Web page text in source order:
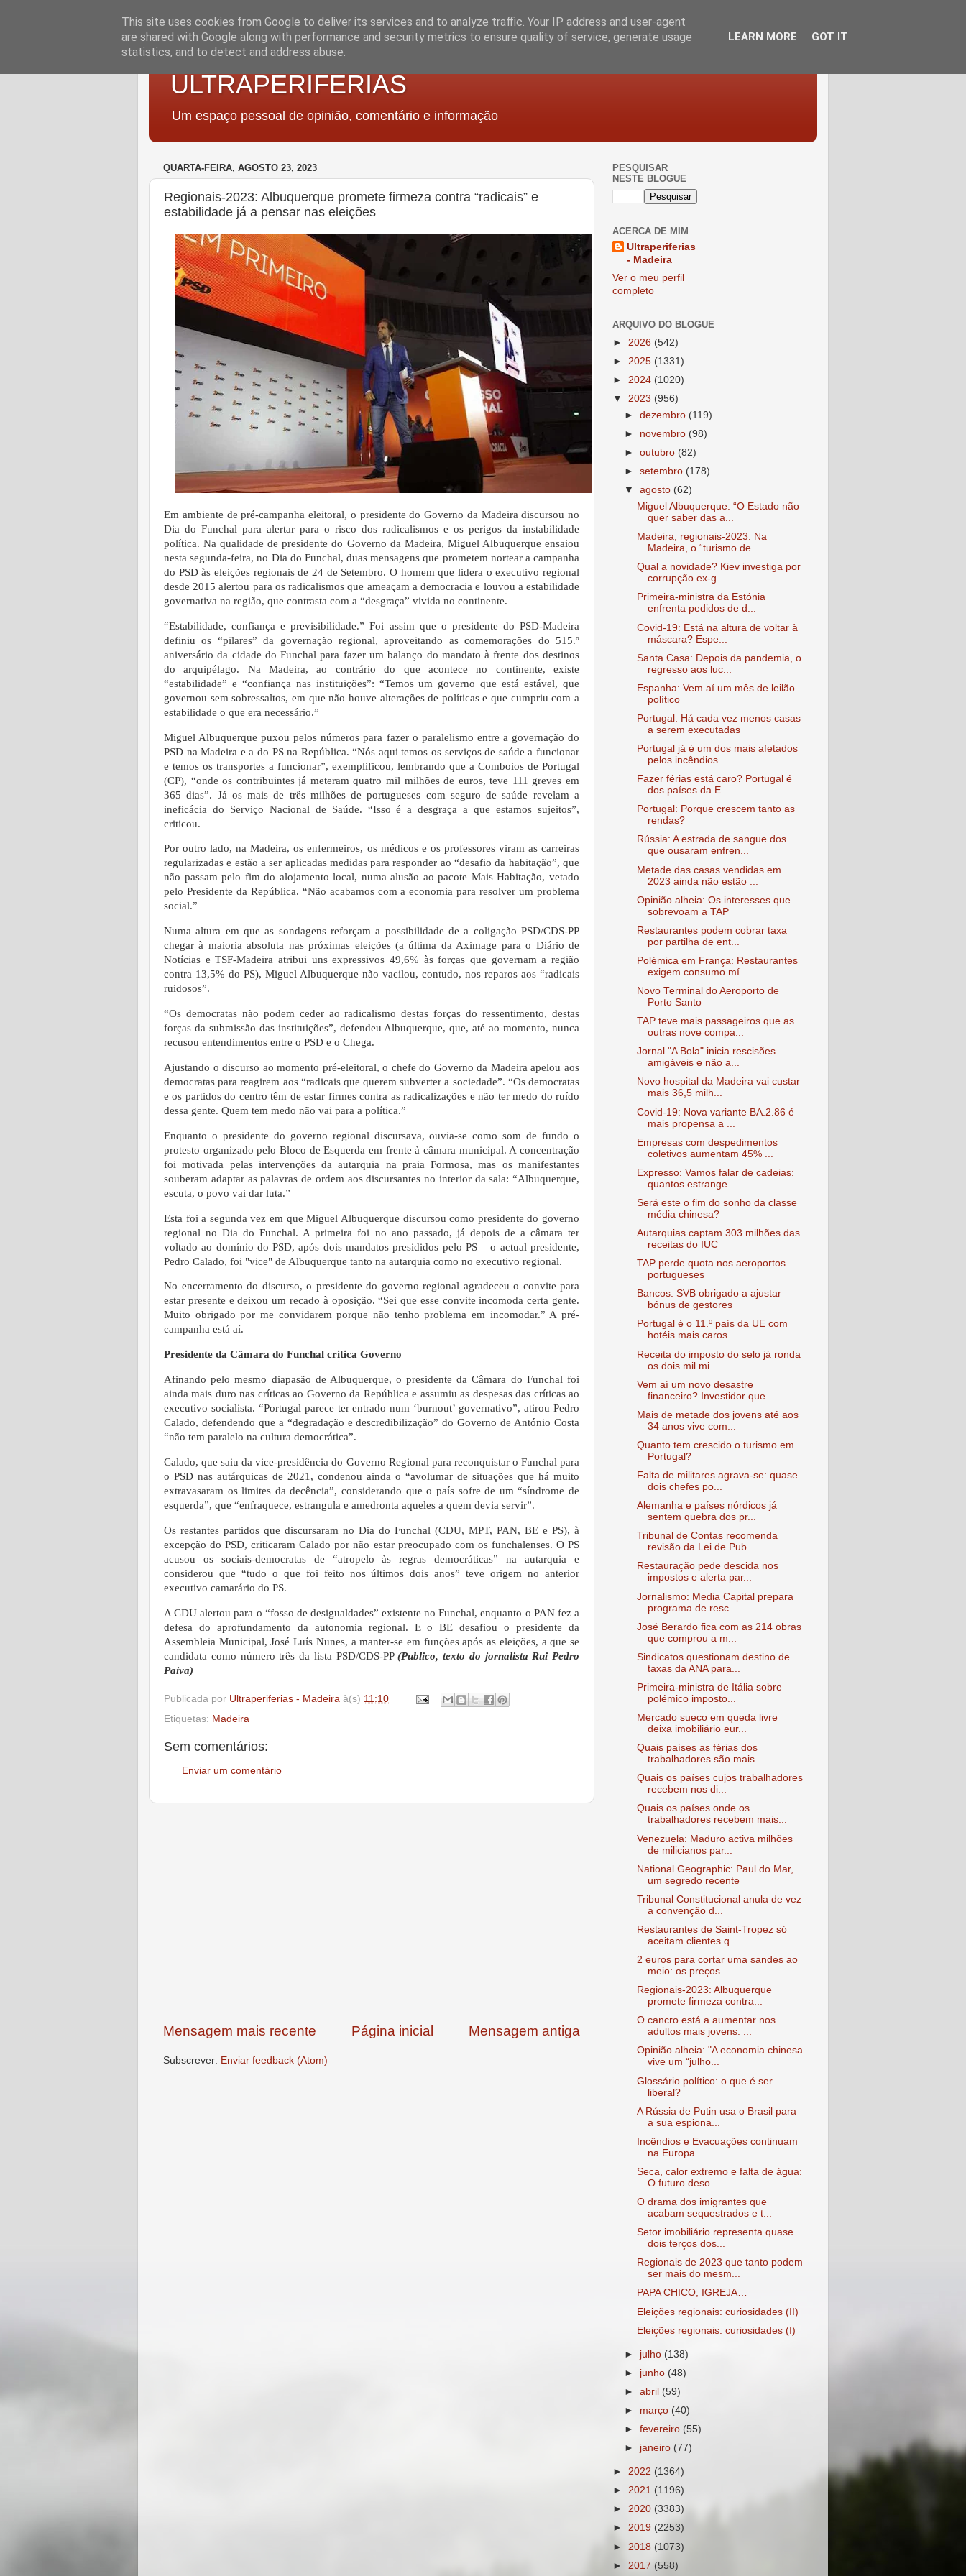
ULTRAPERIFERIAS
Um espaço pessoal de opinião, comentário e informação
QUARTA-FEIRA, AGOSTO 23, 2023
Regionais-2023: Albuquerque promete firmeza contra “radicais” e
estabilidade já a pensar nas eleições
Em ambiente de pré-campanha eleitoral, o presidente do Governo da Madeira discursou no
Dia do Funchal para alertar para o risco dos radicalismos e os perigos da instabilidade
política. Na qualidade de presidente do Governo da Madeira, Miguel Albuquerque ensaiou
nesta segunda-feira, no Dia do Funchal, duas mensagens que prometem nortear a campanha
do PSD às eleições regionais de 24 de Setembro. O homem que lidera o executivo regional
desde 2015 alertou para os radicalismos que ameaçam a democracia e louvou a estabilidade
governativa na região, que contrasta com a “desgraça” vivida no continente.
“Estabilidade, confiança e previsibilidade.” Foi assim que o presidente do PSD-Madeira
definiu os “pilares” da governação regional, aproveitando as comemorações do 515.º
aniversário da cidade do Funchal para fazer um balanço do mandato à frente dos destinos
do arquipélago. Na Madeira, ao contrário do que acontece no continente, existe
“estabilidade” e “confiança nas instituições”: “Temos um governo que está estável, que
governou sem sobressaltos, em que não houve alterações de políticas e que cumpriu com a
estabilidade o que era necessário.”
Miguel Albuquerque puxou pelos números para fazer o paralelismo entre a governação do
PSD na Madeira e a do PS na República. “Nós aqui temos os serviços de saúde a funcionar
e temos os transportes a funcionar”, exemplificou, lembrando que a Comboios de Portugal
(CP), “onde os contribuintes já meteram quatro mil milhões de euros, teve 111 greves em
365 dias”. Já os mais de três milhões de portugueses com seguro de saúde revelam a
ineficácia do Serviço Nacional de Saúde. “Isso é a desgraça a que estamos sujeitos”,
criticou.
Por outro lado, na Madeira, os enfermeiros, os médicos e os professores viram as carreiras
regularizadas e estão a ser aplicadas medidas para responder ao “desafio da habitação”, que
não passam pelo fim do alojamento local, numa alusão ao pacote Mais Habitação, vetado
pelo Presidente da República. “Não acabamos com a economia para resolver um problema
social.”
Numa altura em que as sondagens reforçam a possibilidade de a coligação PSD/CDS-PP
chegar à maioria absoluta nas próximas eleições (a última da Aximage para o Diário de
Notícias e TSF-Madeira atribui uns expressivos 49,6% às forças que governam a região
contra 13,5% do PS), Miguel Albuquerque não vacilou, contudo, nos reparos aos “radicais
ruidosos”.
“Os democratas não podem ceder ao radicalismo destas forças do ressentimento, destas
forças da submissão das instituições”, defendeu Albuquerque, que, até ao momento, nunca
recusou entendimentos entre o PSD e o Chega.
Ajustando o discurso ao momento pré-eleitoral, o chefe do Governo da Madeira apelou aos
democratas para reagirem aos “radicais que querem subverter a sociedade”. “Os democratas
e os partidos do centro têm de estar firmes contra as radicalizações e não ter medo do ruído
dessa gente. Quem tem medo não vai para a política.”
Enquanto o presidente do governo regional discursava, ouvia-se como som de fundo o
protesto organizado pelo Bloco de Esquerda em frente à câmara municipal. A concentração
foi motivada pelas intervenções da autarquia na praia Formosa, mas os manifestantes
souberam adaptar as palavras de ordem aos discursantes no interior da sala: “Albuquerque,
escuta, o povo vai dar luta.”
Esta foi a segunda vez em que Miguel Albuquerque discursou como presidente do governo
regional no Dia do Funchal. A primeira foi no ano passado, já depois de a câmara ter
voltado ao domínio do PSD, após dois mandatos presididos pelo PS – o actual presidente,
Pedro Calado, foi "vice" de Albuquerque tanto na autarquia como no executivo regional.
No encerramento do discurso, o presidente do governo regional agradeceu o convite para
estar presente e deixou um recado à oposição. “Sei que esse convite incomoda certa gente.
Muito obrigado por me convidarem porque não tenho problema em incomodar.” A pré-
campanha está aí.
Presidente da Câmara do Funchal critica Governo
Afinando pelo mesmo diapasão de Albuquerque, o presidente da Câmara do Funchal foi
ainda mais duro nas críticas ao Governo da República e assumiu as despesas das críticas ao
executivo socialista. “Portugal parece ter entrado num ‘burnout’ governativo”, atirou Pedro
Calado, defendendo que a “degradação e descredibilização” do Governo de António Costa
“não tem paralelo na cultura democrática”.
Calado, que saiu da vice-presidência do Governo Regional para reconquistar o Funchal para
o PSD nas autárquicas de 2021, condenou ainda o “avolumar de situações que há muito
extravasaram os limites da decência”, considerando que o país sofre de um “síndrome de
esquerda”, que “enfraquece, estrangula e amedronta aqueles a quem devia servir”.
Os restantes partidos que discursaram no Dia do Funchal (CDU, MPT, PAN, BE e PS), à
excepção do PSD, criticaram Calado por não estar preocupado com os funchalenses. O PS
acusou os sociais-democratas de “atropelo às regras democráticas” na autarquia e
considerou que “tudo o que foi feito nos últimos dois anos” teve origem no anterior
executivo camarário do PS.
A CDU alertou para o “fosso de desigualdades” existente no Funchal, enquanto o PAN fez a
defesa do aprofundamento da autonomia regional. E o BE desafiou o presidente da
Assembleia Municipal, José Luís Nunes, a manter-se em funções após as eleições, a que se
candidata como número três da lista PSD/CDS-PP(Publico, texto do jornalista Rui Pedro
Paiva)
Publicada por Ultraperiferias - Madeira à(s) 11:10
Etiquetas: Madeira
Sem comentários:
Enviar um comentário
Mensagem mais recente Mensagem antiga
Página inicial
Subscrever: Enviar feedback (Atom)
PESQUISAR
NESTE BLOGUE
ACERCA DE MIM
Ultraperiferias
- Madeira
Ver o meu perfil
completo
ARQUIVO DO BLOGUE
► 2026 (542)
► 2025 (1331)
► 2024 (1020)
▼ 2023 (956)
►dezembro (119)
► novembro (98)
►outubro (82)
►setembro (178)
▼agosto (62)
Miguel Albuquerque: “O Estado não
quer saber das a...
Madeira, regionais-2023: Na
Madeira, o “turismo de...
Qual a novidade? Kiev investiga por
corrupção ex-g...
Primeira-ministra da Estónia
enfrenta pedidos de d...
Covid-19: Está na altura de voltar à
máscara? Espe...
Santa Casa: Depois da pandemia, o
regresso aos luc...
Espanha: Vem aí um mês de leilão
político
Portugal: Há cada vez menos casas
a serem executadas
Portugal já é um dos mais afetados
pelos incêndios
Fazer férias está caro? Portugal é
dos países da E...
Portugal: Porque crescem tanto as
rendas?
Rússia: A estrada de sangue dos
que ousaram enfren...
Metade das casas vendidas em
2023 ainda não estão ...
Opinião alheia: Os interesses que
sobrevoam a TAP
Restaurantes podem cobrar taxa
por partilha de ent...
Polémica em França: Restaurantes
exigem consumo mí...
Novo Terminal do Aeroporto de
Porto Santo
TAP teve mais passageiros que as
outras nove compa...
Jornal "A Bola" inicia rescisões
amigáveis e não a...
Novo hospital da Madeira vai custar
mais 36,5 milh...
Covid-19: Nova variante BA.2.86 é
mais propensa a ...
Empresas com despedimentos
coletivos aumentam 45% ...
Expresso: Vamos falar de cadeias:
quantos estrange...
Será este o fim do sonho da classe
média chinesa?
Autarquias captam 303 milhões das
receitas do IUC
TAP perde quota nos aeroportos
portugueses
Bancos: SVB obrigado a ajustar
bónus de gestores
Portugal é o 11.º país da UE com
hotéis mais caros
Receita do imposto do selo já ronda
os dois mil mi...
Vem aí um novo desastre
financeiro? Investidor que...
Mais de metade dos jovens até aos
34 anos vive com...
Quanto tem crescido o turismo em
Portugal?
Falta de militares agrava-se: quase
dois chefes po...
Alemanha e países nórdicos já
sentem quebra dos pr...
Tribunal de Contas recomenda
revisão da Lei de Pub...
Restauração pede descida nos
impostos e alerta par...
Jornalismo: Media Capital prepara
programa de resc...
José Berardo fica com as 214 obras
que comprou a m...
Sindicatos questionam destino de
taxas da ANA para...
Primeira-ministra de Itália sobre
polémico imposto...
Mercado sueco em queda livre
deixa imobiliário eur...
Quais países as férias dos
trabalhadores são mais ...
Quais os países cujos trabalhadores
recebem nos di...
Quais os países onde os
trabalhadores recebem mais...
Venezuela: Maduro activa milhões
de milicianos par...
National Geographic: Paul do Mar,
um segredo recente
Tribunal Constitucional anula de vez
a convenção d...
Restaurantes de Saint-Tropez só
aceitam clientes q...
2 euros para cortar uma sandes ao
meio: os preços ...
Regionais-2023: Albuquerque
promete firmeza contra...
O cancro está a aumentar nos
adultos mais jovens. ...
Opinião alheia: "A economia chinesa
vive um “julho...
Glossário político: o que é ser
liberal?
A Rússia de Putin usa o Brasil para
a sua espiona...
Incêndios e Evacuações continuam
na Europa
Seca, calor extremo e falta de água:
O futuro deso...
O drama dos imigrantes que
acabam sequestrados e t...
Setor imobiliário representa quase
dois terços dos...
Regionais de 2023 que tanto podem
ser mais do mesm...
PAPA CHICO, IGREJA…
Eleições regionais: curiosidades (II)
Eleições regionais: curiosidades (I)
► julho (138)
► junho (48)
►abril (59)
► março (40)
►fevereiro (55)
► janeiro (77)
► 2022 (1364)
► 2021 (1196)
► 2020 (3383)
► 2019 (2253)
► 2018 (1073)
► 2017 (558)
This site uses cookies from Google to deliver its services and to analyze traffic. Your IP address and user-agent
are shared with Google along with performance and security metrics to ensure quality of service, generate usage
statistics, and to detect and address abuse.
LEARN MORE GOT IT